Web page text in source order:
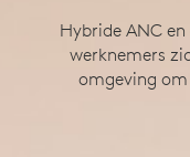
Hybride ANC
werknemers
omgeving